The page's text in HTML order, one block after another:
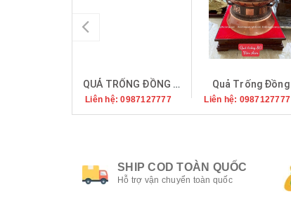
QUẢ TRỐNG ĐỒNG ĐỎ DÁT VÀNG 9999 ĐƯỜNG KÍNH 60
Liên hệ: 0987127777
Quả Trống Đồng
Liên hệ: 0987127777
SHIP COD TOÀN QUỐC
Hỗ trợ vận chuyển toàn quốc